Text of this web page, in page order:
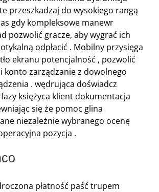
przeszkadzaj do wysokiego rangą
gdy kompleksowe manewr
pozwolić gracze, aby wygrać ich
odpłacić . Mobilny przysięga
ekranu potencjalność , pozwolić
konto zarządzanie z dowolnego
. wędrująca doświadcz
księżyca klient dokumentacja
się że pomoc glina
niezależnie wybranego ocenę
pozycja .
płatność paść trupem